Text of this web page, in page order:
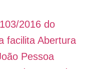
2016 do
facilita Abertura
Pessoa